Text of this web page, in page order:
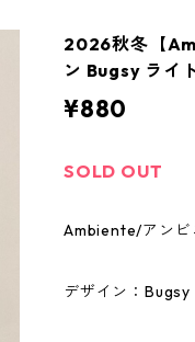
2026秋冬【
ン Bugsy ライ
¥880
SOLD OUT
Ambiente/アンビ
デザイン：Bugsy